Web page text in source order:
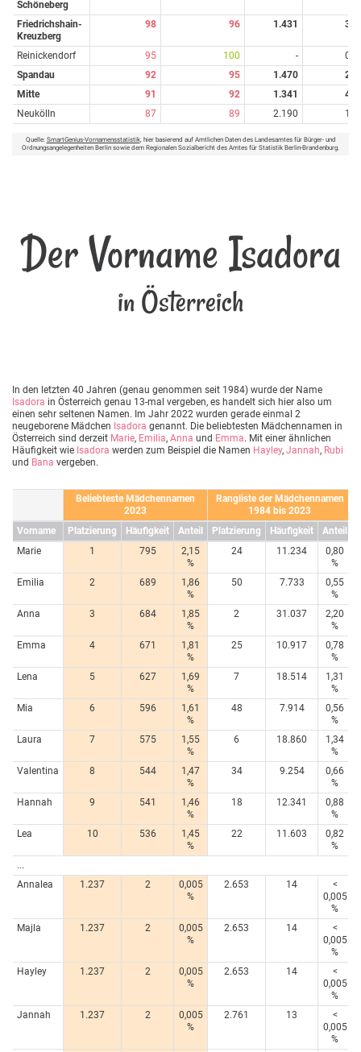
Schöneberg
Friedrichshain-
Kreuzberg
98 96 1.431 3
Reinickendorf 95 100 -
0
Spandau
92 95 1.470
2
Mitte
91 92 1.341
4
Neukölln
87 89 2.190 1
Quelle: SmartGenius-Vornamensstatistik, hier basierend auf Amtlichen Daten des Landesamtes für Bürger- und
Ordnungsangelegenheiten Berlin sowie dem Regionalen Sozialbericht des Amtes für Statistik Berlin-Brandenburg.
Der Vorname Isadora
in Österreich
In den letzten 40 Jahren (genau genommen seit 1984) wurde der Name
Isadora in Österreich genau 13-mal vergeben, es handelt sich hier also um
einen sehr seltenen Namen. Im Jahr 2022 wurden gerade einmal 2
neugeborene Mädchen Isadora genannt. Die beliebtesten Mädchennamen in
Österreich sind derzeit Marie, Emilia, Anna und Emma. Mit einer ähnlichen
Häufigkeit wie Isadora werden zum Beispiel die Namen Hayley, Jannah, Rubi
und Bana vergeben.
Beliebteste Mädchennamen
2023
Rangliste der Mädchennamen
1984 bis 2023
Vorname
Platzierung Häufigkeit Anteil Platzierung Häufigkeit
Anteil
Marie
1 795
2,15
%
24 11.234
0,80
%
Emilia
2 689
1,86
%
50 7.733
0,55
%
Anna
3 684
1,85
%
2 31.037
2,20
%
Emma
4 671
1,81
%
25 10.917
0,78
%
Lena
5 627
1,69
%
7 18.514
1,31
%
Mia
6 596
1,61
%
48 7.914
0,56
%
Laura
7 575
1,55
%
6 18.860
1,34
%
Valentina
8 544
1,47
%
34 9.254
0,66
%
Hannah
9 541
1,46
%
18 12.341
0,88
%
Lea
10 536
1,45
%
22 11.603
0,82
%
...
Annalea
1.237 2
0,005
%
2.653 14
<
0,005
%
Majla
1.237 2
0,005
%
2.653 14
<
0,005
%
Hayley
1.237 2
0,005
%
2.653 14
<
0,005
%
Jannah
1.237 2
0,005
%
2.761 13
<
0,005
%